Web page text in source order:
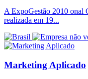
A ExpoGestão 2010 onal
realizada em 19...
Marketing Aplicado